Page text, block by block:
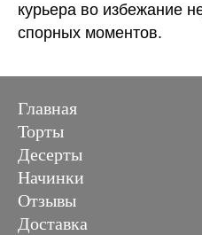
курьера во избежание
спорных моментов.
Главная
Торты
Десерты
Начинки
Отзывы
Доставка